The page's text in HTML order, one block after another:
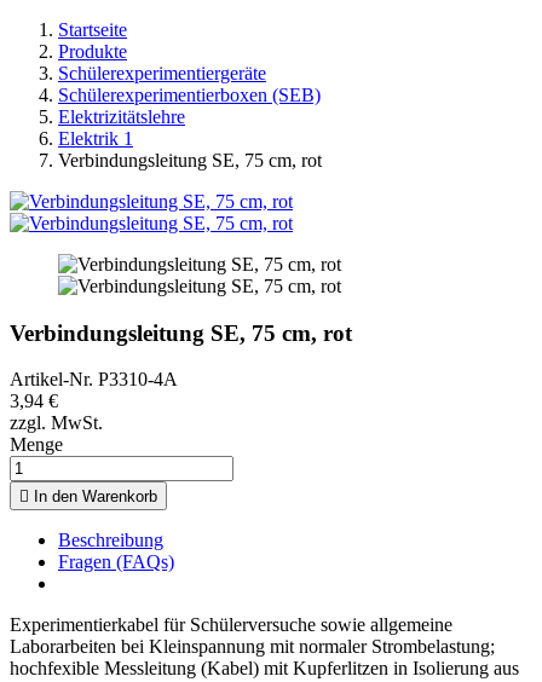
Startseite
Produkte
Schülerexperimentiergeräte
Schülerexperimentierboxen (SEB)
Elektrizitätslehre
Elektrik 1
Verbindungsleitung SE, 75 cm, rot
Verbindungsleitung SE, 75 cm, rot
Artikel-Nr. P3310-4A
3,94 €
zzgl. MwSt.
Menge
 In den Warenkorb
Beschreibung
Fragen (FAQs)
Experimentierkabel für Schülerversuche sowie allgemeine
Laborarbeiten bei Kleinspannung mit normaler Strombelastung;
hochfexible Messleitung (Kabel) mit Kupferlitzen in Isolierung aus